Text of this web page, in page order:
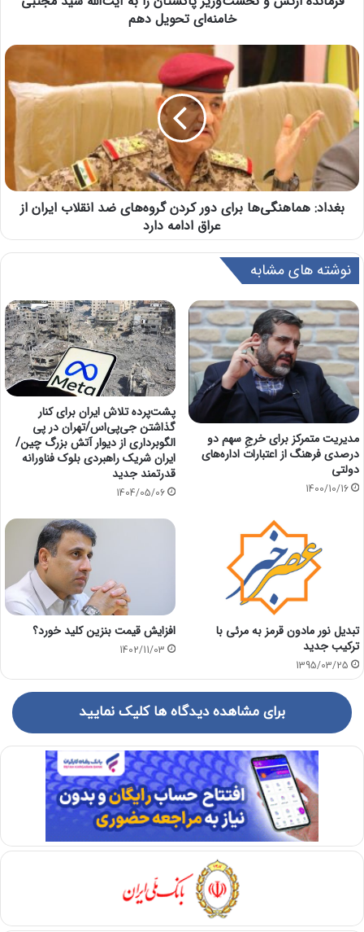
خامنه‌ای تحویل دهم
بغداد: هماهنگی‌ها برای دور کردن گروه‌های ضد انقلاب ایران از
عراق ادامه دارد
نوشته های مشابه
مدیریت متمرکز برای خرجِ سهم دو
درصدی فرهنگ از اعتبارات اداره‌های
دولتی
1400/10/16
پشت‌پرده تلاش ایران برای کنار
گذاشتن جی‌پی‌اس/تهران در پی
الگوبرداری از دیوار آتش بزرگ چین/
ایران شریک راهبردی بلوک فناورانه
قدرتمند جدید
1404/05/06
تبدیل نور مادون قرمز به مرئی با
ترکیب جدید
1395/03/25
افزایش قیمت بنزین کلید خورد؟
1402/11/03
برای مشاهده دیدگاه ها کلیک نمایید